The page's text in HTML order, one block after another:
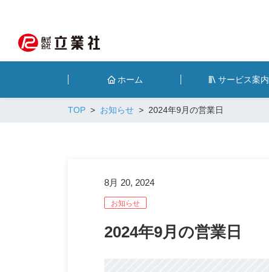
ホーム サービス案内
TOP お知らせ 2024年9月の営業日
8月 20, 2024
お知らせ
2024年9月の営業日